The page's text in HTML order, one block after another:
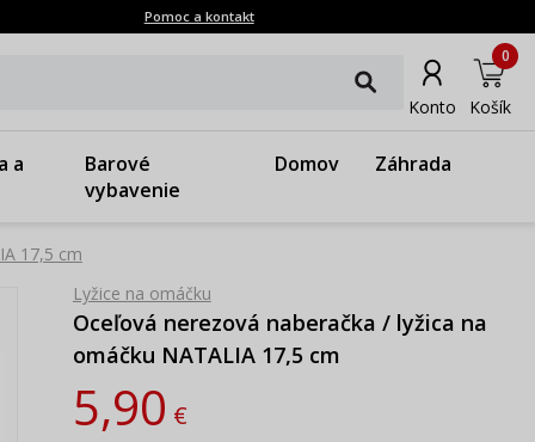
Pomoc a kontakt
Konto Košík
0
a
Barové
vybavenie
Domov Záhrada
17,5 cm
Lyžice na omáčku
Oceľová nerezová naberačka / lyžica na
omáčku NATALIA 17,5 cm
5,90€